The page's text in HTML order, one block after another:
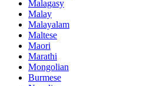
Malagasy
Malay
Malayalam
Maltese
Maori
Marathi
Mongolian
Burmese